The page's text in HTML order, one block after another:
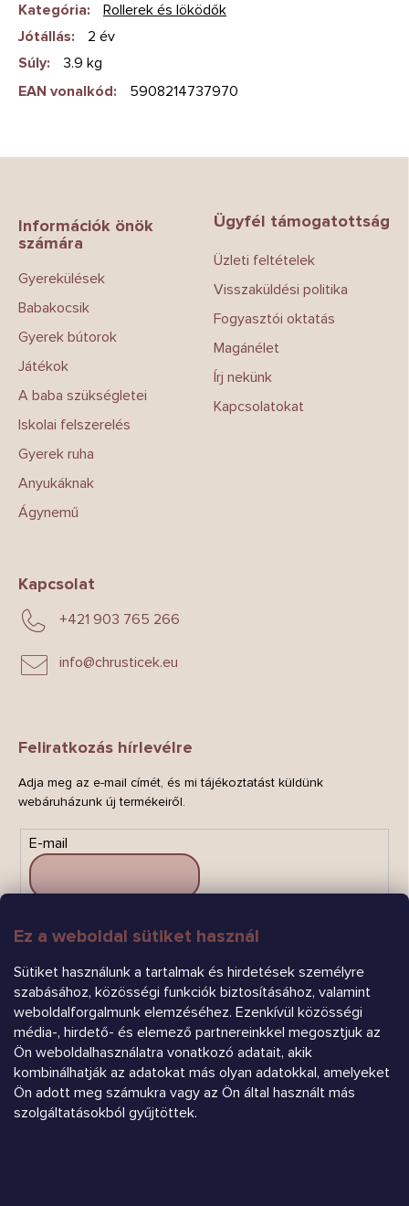
Ez a weboldal sütiket használ
Sütiket használunk a tartalmak és hirdetések személyre
szabásához, közösségi funkciók biztosításához, valamint
weboldalforgalmunk elemzéséhez. Ezenkívül közösségi
média-, hirdető- és elemező partnereinkkel megosztjuk az
Ön weboldalhasználatra vonatkozó adatait, akik
kombinálhatják az adatokat más olyan adatokkal, amelyeket
Ön adott meg számukra vagy az Ön által használt más
szolgáltatásokból gyűjtöttek.
Kategória:
Rollerek és löködők
Jótállás:
2 év
Súly:
3.9 kg
EAN vonalkód: 5908214737970
Információk önök
számára
Gyerekülések
Babakocsik
Gyerek bútorok
Játékok
A baba szükségletei
Iskolai felszerelés
Gyerek ruha
Anyukáknak
Ágynemű
Ügyfél támogatottság
Üzleti feltételek
Visszaküldési politika
Fogyasztói oktatás
Magánélet
Írj nekünk
Kapcsolatokat
Kapcsolat
info@chrusticek.eu
+421 903 765 266
Feliratkozás hírlevélre
Adja meg az e-mail címét, és mi tájékoztatást küldünk
webáruházunk új termékeiről.
E-mail
FELIRATKOZÁS
Árukereső.hu